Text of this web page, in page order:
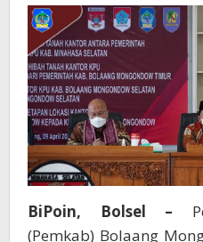
BiPoin, Bolsel –
(Pemkab) Bolaang